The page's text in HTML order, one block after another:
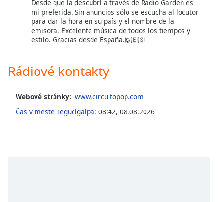
settings
dialog
subtitles
,
Audio
Track
Picture-
in-
Picture
Desde que la descubrí a través de Radio Garden es
mi preferida. Sin anuncios sólo se escucha al locutor
para dar la hora en su país y el nombre de la
emisora. Excelente música de todos los tiempos y
estilo. Gracias desde España.🙋🇪🇸
Rádiové kontakty
Webové stránky: www.circuitopop.com
Čas v meste Tegucigalpa: 08:42, 08.08.2026